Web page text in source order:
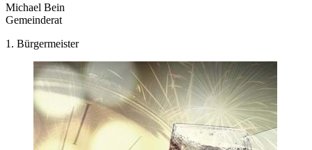
Michael Bein
Gemeinderat
1. Bürgermeister